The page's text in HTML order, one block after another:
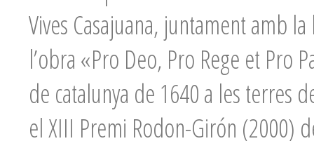
Vives Casajuana, juntament amb
l’obra «Pro Deo, Pro Rege et Pro
de catalunya de 1640 a les terres
el XIII Premi Rodon-Girón (2000)